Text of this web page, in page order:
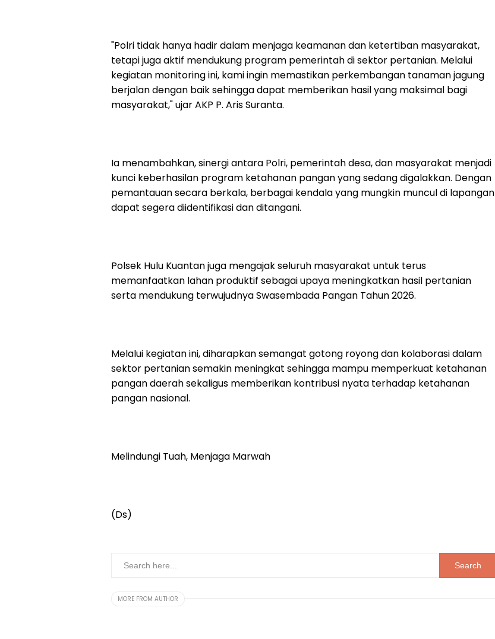
"Polri tidak hanya hadir dalam menjaga keamanan dan ketertiban masyarakat,
tetapi juga aktif mendukung program pemerintah di sektor pertanian. Melalui
kegiatan monitoring ini, kami ingin memastikan perkembangan tanaman jagung
berjalan dengan baik sehingga dapat memberikan hasil yang maksimal bagi
masyarakat," ujar AKP P. Aris Suranta.
Ia menambahkan, sinergi antara Polri, pemerintah desa, dan masyarakat menjadi
kunci keberhasilan program ketahanan pangan yang sedang digalakkan. Dengan
pemantauan secara berkala, berbagai kendala yang mungkin muncul di lapangan
dapat segera diidentifikasi dan ditangani.
Polsek Hulu Kuantan juga mengajak seluruh masyarakat untuk terus
memanfaatkan lahan produktif sebagai upaya meningkatkan hasil pertanian
serta mendukung terwujudnya Swasembada Pangan Tahun 2026.
Melalui kegiatan ini, diharapkan semangat gotong royong dan kolaborasi dalam
sektor pertanian semakin meningkat sehingga mampu memperkuat ketahanan
pangan daerah sekaligus memberikan kontribusi nyata terhadap ketahanan
pangan nasional.
Melindungi Tuah, Menjaga Marwah
(Ds)
MORE FROM AUTHOR